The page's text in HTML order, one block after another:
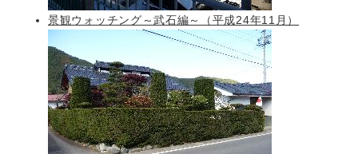
景観ウォッチング～武石編～（平成24年11月）